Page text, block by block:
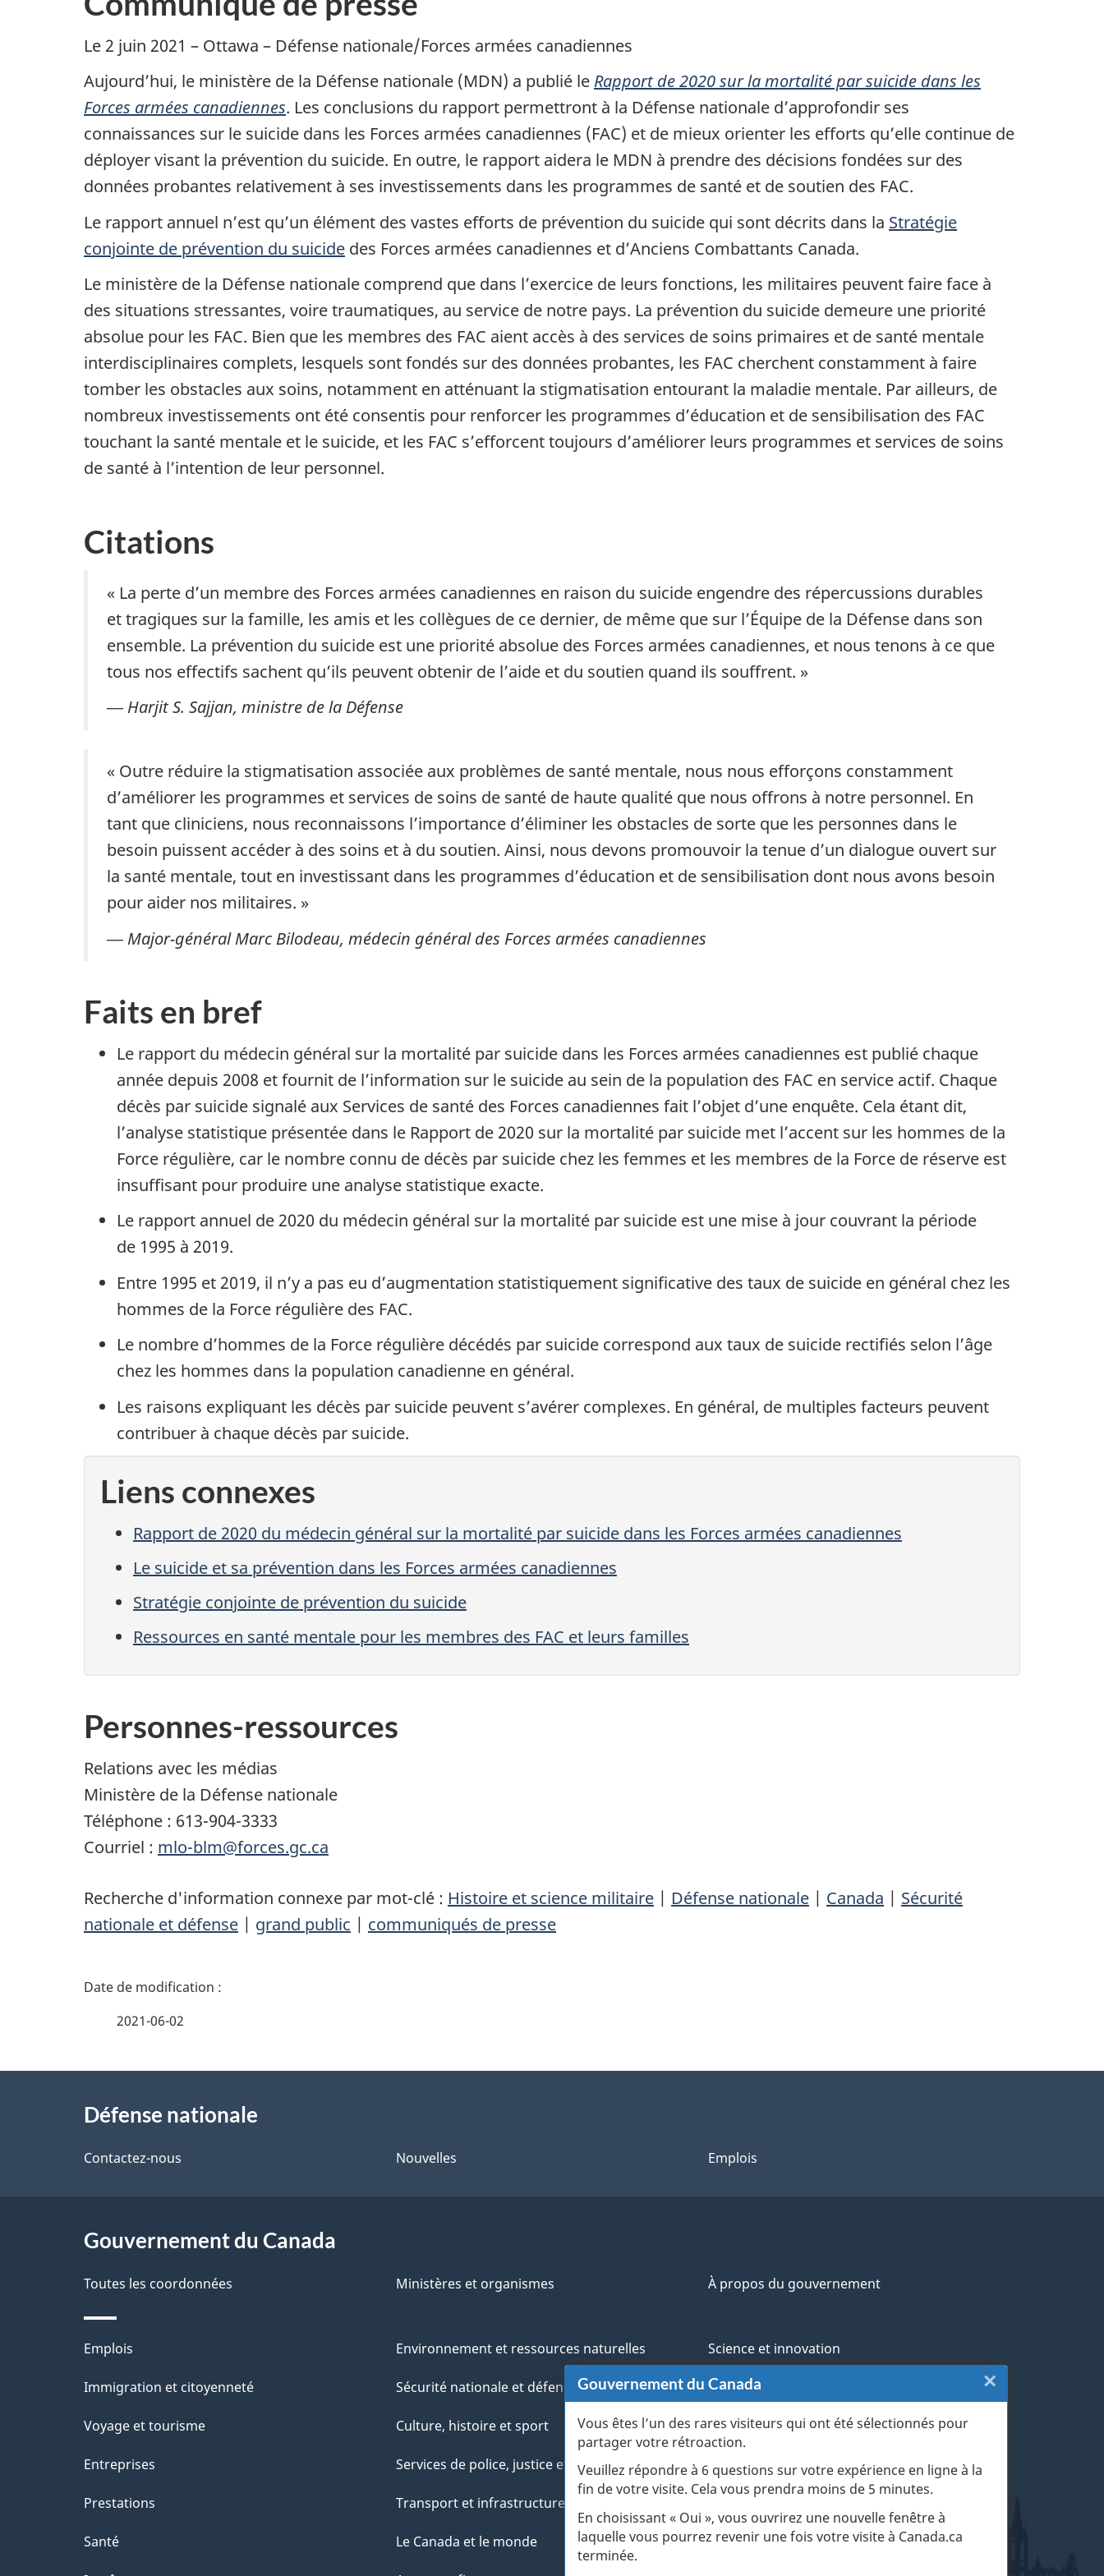
Gouvernement du Canada
Vous êtes l’un des rares visiteurs qui ont été sélectionnés pour
partager votre rétroaction.
Veuillez répondre à 6 questions sur votre expérience en ligne à la
fin de votre visite. Cela vous prendra moins de 5 minutes.
En choisissant « Oui », vous ouvrirez une nouvelle fenêtre à
laquelle vous pourrez revenir une fois votre visite à Canada.ca
terminée.
×
Le 2 juin 2021 – Ottawa – Défense nationale/Forces armées canadiennes
Aujourd’hui, le ministère de la Défense nationale (MDN) a publié le Rapport de 2020 sur la mortalité par suicide dans les
Forces armées canadiennes. Les conclusions du rapport permettront à la Défense nationale d’approfondir ses
connaissances sur le suicide dans les Forces armées canadiennes (FAC) et de mieux orienter les efforts qu’elle continue de
déployer visant la prévention du suicide. En outre, le rapport aidera le MDN à prendre des décisions fondées sur des
données probantes relativement à ses investissements dans les programmes de santé et de soutien des FAC.
Le rapport annuel n’est qu’un élément des vastes efforts de prévention du suicide qui sont décrits dans la Stratégie
conjointe de prévention du suicide des Forces armées canadiennes et d’Anciens Combattants Canada.
Le ministère de la Défense nationale comprend que dans l’exercice de leurs fonctions, les militaires peuvent faire face à
des situations stressantes, voire traumatiques, au service de notre pays. La prévention du suicide demeure une priorité
absolue pour les FAC. Bien que les membres des FAC aient accès à des services de soins primaires et de santé mentale
interdisciplinaires complets, lesquels sont fondés sur des données probantes, les FAC cherchent constamment à faire
tomber les obstacles aux soins, notamment en atténuant la stigmatisation entourant la maladie mentale. Par ailleurs, de
nombreux investissements ont été consentis pour renforcer les programmes d’éducation et de sensibilisation des FAC
touchant la santé mentale et le suicide, et les FAC s’efforcent toujours d’améliorer leurs programmes et services de soins
de santé à l’intention de leur personnel.
Citations
« La perte d’un membre des Forces armées canadiennes en raison du suicide engendre des répercussions durables
et tragiques sur la famille, les amis et les collègues de ce dernier, de même que sur l’Équipe de la Défense dans son
ensemble. La prévention du suicide est une priorité absolue des Forces armées canadiennes, et nous tenons à ce que
tous nos effectifs sachent qu’ils peuvent obtenir de l’aide et du soutien quand ils souffrent. »
― Harjit S. Sajjan, ministre de la Défense
« Outre réduire la stigmatisation associée aux problèmes de santé mentale, nous nous efforçons constamment
d’améliorer les programmes et services de soins de santé de haute qualité que nous offrons à notre personnel. En
tant que cliniciens, nous reconnaissons l’importance d’éliminer les obstacles de sorte que les personnes dans le
besoin puissent accéder à des soins et à du soutien. Ainsi, nous devons promouvoir la tenue d’un dialogue ouvert sur
la santé mentale, tout en investissant dans les programmes d’éducation et de sensibilisation dont nous avons besoin
pour aider nos militaires. »
― Major-général Marc Bilodeau, médecin général des Forces armées canadiennes
Faits en bref
Le rapport du médecin général sur la mortalité par suicide dans les Forces armées canadiennes est publié chaque
année depuis 2008 et fournit de l’information sur le suicide au sein de la population des FAC en service actif. Chaque
décès par suicide signalé aux Services de santé des Forces canadiennes fait l’objet d’une enquête. Cela étant dit,
l’analyse statistique présentée dans le Rapport de 2020 sur la mortalité par suicide met l’accent sur les hommes de la
Force régulière, car le nombre connu de décès par suicide chez les femmes et les membres de la Force de réserve est
insuffisant pour produire une analyse statistique exacte.
Le rapport annuel de 2020 du médecin général sur la mortalité par suicide est une mise à jour couvrant la période
de 1995 à 2019.
Entre 1995 et 2019, il n’y a pas eu d’augmentation statistiquement significative des taux de suicide en général chez les
hommes de la Force régulière des FAC.
Le nombre d’hommes de la Force régulière décédés par suicide correspond aux taux de suicide rectifiés selon l’âge
chez les hommes dans la population canadienne en général.
Les raisons expliquant les décès par suicide peuvent s’avérer complexes. En général, de multiples facteurs peuvent
contribuer à chaque décès par suicide.
Liens connexes
Rapport de 2020 du médecin général sur la mortalité par suicide dans les Forces armées canadiennes
Le suicide et sa prévention dans les Forces armées canadiennes
Stratégie conjointe de prévention du suicide
Ressources en santé mentale pour les membres des FAC et leurs familles
Personnes-ressources
Relations avec les médias
Ministère de la Défense nationale
Téléphone : 613-904-3333
Courriel : mlo-blm@forces.gc.ca
Recherche d'information connexe par mot-clé : Histoire et science militaire | Défense nationale | Canada | Sécurité
nationale et défense | grand public | communiqués de presse
D
a
l
d
e
l
2021-06-02
proposDéfense nationale
Contactez-nous Nouvelles Emplois
Gouvernement du Canada
Toutes les coordonnées Ministères et organismes À propos du gouvernement
Thèmes
et
Emplois
Immigration et citoyenneté
Voyage et tourisme
Entreprises
Prestations
Santé
Environnement et ressources naturelles
Sécurité nationale et défense
Culture, histoire et sport
Services de police, justice et urgences
Transport et infrastructure
Le Canada et le monde
Science et innovation
Autochtones
Vétérans et militaires
Jeunesse
Gérer les événements de la vie